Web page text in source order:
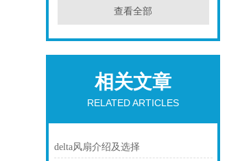
查看全部
相关文章
RELATED ARTICLES
delta风扇介绍及选择